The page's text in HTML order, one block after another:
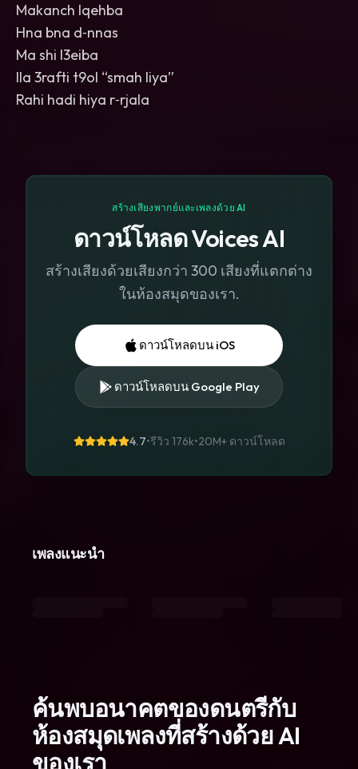
Makanch lqehba
Hna bna d‑nnas
Ma shi l3eiba
Ila 3rafti t9ol “smah liya”
Rahi hadi hiya r‑rjala
สร้างเสียงพากย์และเพลงด้วย AI
ดาวน์โหลด Voices AI
สร้างเสียงด้วยเสียงกว่า 300 เสียงที่แตกต่าง
ในห้องสมุดของเรา.
ดาวน์โหลดบน iOS
ดาวน์โหลดบน Google Play
4.7•รีวิว 176k•20M+ ดาวน์โหลด
เพลงแนะนำ
ค้นพบอนาคตของดนตรีกับ
ห้องสมุดเพลงที่สร้างด้วย AI
ของเรา